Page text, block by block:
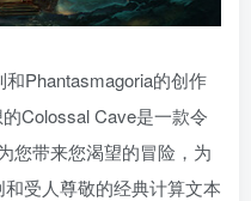
Phantasmagoria的创作
Colossal Cave是一款令
您带来您渴望的冒险，为
和受人尊敬的经典计算文本